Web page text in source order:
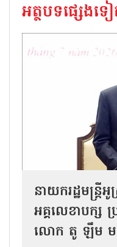
អត្ថបទផ្សេងទ
នាយករដ្ឋមន្ត្រី
អគ្គលេខាបក្ស
លោក តូ ឡឹម ម